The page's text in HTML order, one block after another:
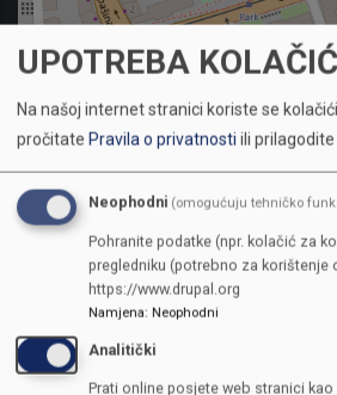
KONTAKTI
UPOTREBA
Na našoj internet stranici koriste se
pročitate Pravila o privatnostiili
Neophodni (omogućuju tehničko
Pohranite podatke (npr. kolačić za
pregledniku (potrebno za korištenje
https://www.drupal.org
Namjena: Neophodni
Analitički
Prati online posjete web stranici kao